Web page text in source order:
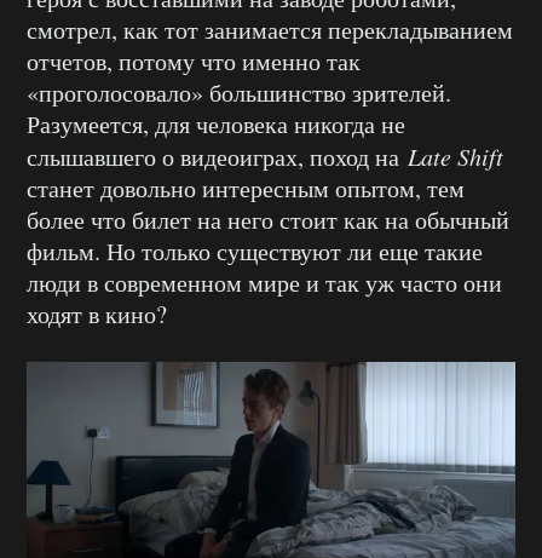
смотрел, как тот занимается перекладыванием
отчетов, потому что именно так
«проголосовало» большинство зрителей.
Разумеется, для человека никогда не
слышавшего о видеоиграх, поход на Late Shift
станет довольно интересным опытом, тем
более что билет на него стоит как на обычный
фильм. Но только существуют ли еще такие
люди в современном мире и так уж часто они
ходят в кино?